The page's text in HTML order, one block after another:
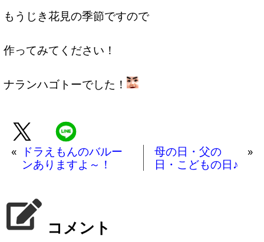
もうじき花見の季節ですので
作ってみてください！
ナランハゴトーでした！
«
ドラえもんのバルー
ンありますよ～！
母の日・父の
日・こどもの日♪
»
コメント